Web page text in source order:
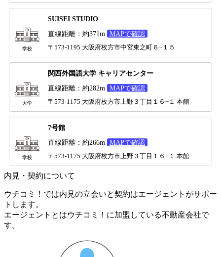
学校
SUISEI STUDIO
直線距離：約371m
MAPで確認
〒573-1195 大阪府枚方市中宮東之町６−１５
大学
関西外国語大学 キャリアセンター
直線距離：約282m
MAPで確認
〒573-1175 大阪府枚方市上野３丁目１６−１ 本館
学校
7号館
直線距離：約266m
MAPで確認
〒573-1175 大阪府枚方市上野３丁目１６−１ 本館
内見・契約について
ウチコミ！では内見の立会いと契約はエージェントがサポー
トします。
エージェントとはウチコミ！に加盟している不動産会社で
す。